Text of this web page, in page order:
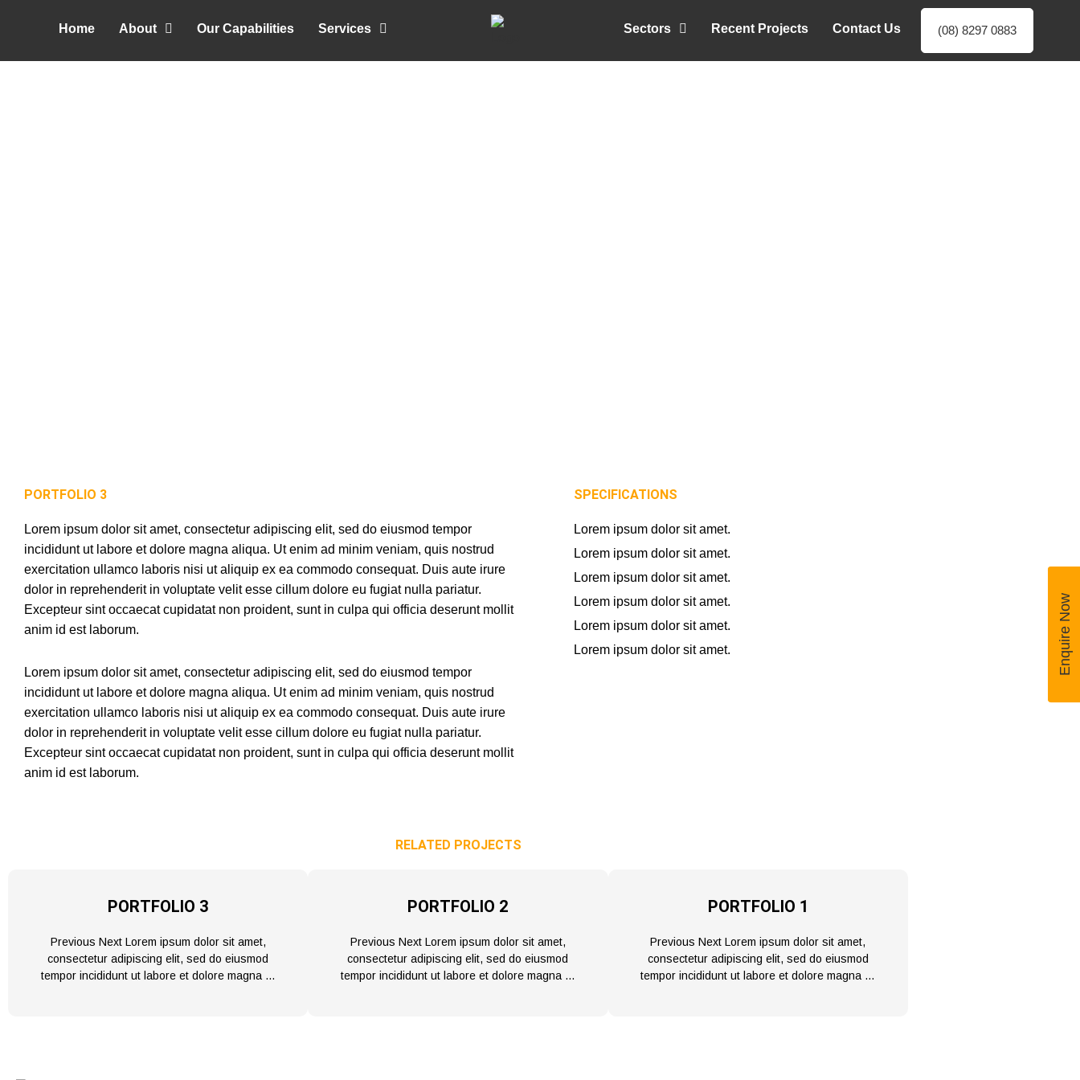
Home About Our Capabilities Services Sectors Recent Projects Contact Us (08) 8297 0883
PORTFOLIO 3
Lorem ipsum dolor sit amet, consectetur adipiscing elit, sed do eiusmod tempor
incididunt ut labore et dolore magna aliqua. Ut enim ad minim veniam, quis nostrud
exercitation ullamco laboris nisi ut aliquip ex ea commodo consequat. Duis aute irure
dolor in reprehenderit in voluptate velit esse cillum dolore eu fugiat nulla pariatur.
Excepteur sint occaecat cupidatat non proident, sunt in culpa qui officia deserunt mollit
anim id est laborum.
Lorem ipsum dolor sit amet, consectetur adipiscing elit, sed do eiusmod tempor
incididunt ut labore et dolore magna aliqua. Ut enim ad minim veniam, quis nostrud
exercitation ullamco laboris nisi ut aliquip ex ea commodo consequat. Duis aute irure
dolor in reprehenderit in voluptate velit esse cillum dolore eu fugiat nulla pariatur.
Excepteur sint occaecat cupidatat non proident, sunt in culpa qui officia deserunt mollit
anim id est laborum.
SPECIFICATIONS
Lorem ipsum dolor sit amet.
Lorem ipsum dolor sit amet.
Lorem ipsum dolor sit amet.
Lorem ipsum dolor sit amet.
Lorem ipsum dolor sit amet.
Lorem ipsum dolor sit amet.
RELATED PROJECTS
PORTFOLIO 3
Previous Next Lorem ipsum dolor sit amet,
consectetur adipiscing elit, sed do eiusmod
tempor incididunt ut labore et dolore magna …
PORTFOLIO 2
Previous Next Lorem ipsum dolor sit amet,
consectetur adipiscing elit, sed do eiusmod
tempor incididunt ut labore et dolore magna …
PORTFOLIO 1
Previous Next Lorem ipsum dolor sit amet,
consectetur adipiscing elit, sed do eiusmod
tempor incididunt ut labore et dolore magna …
Enquire Now